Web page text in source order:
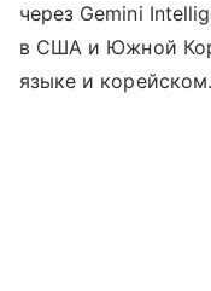
через Gemini
в США и Южной
языке и корейском.